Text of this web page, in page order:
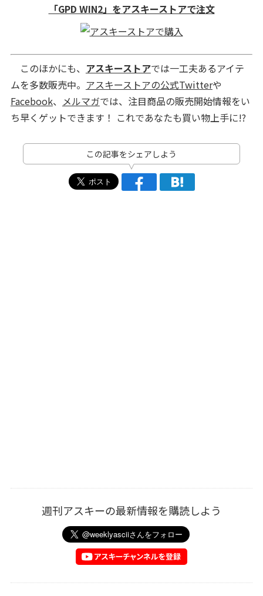
「GPD WIN2」をアスキーストアで注文
このほかにも、 アスキーストアでは一工夫あるアイテ
ムを多数販売中。 アスキーストアの公式Twitterや
Facebook、 メルマガでは、注目商品の販売開始情報をい
ち早くゲットできます！ これであなたも買い物上手に!?
この記事をシェアしよう
週刊アスキーの最新情報を購読しよう